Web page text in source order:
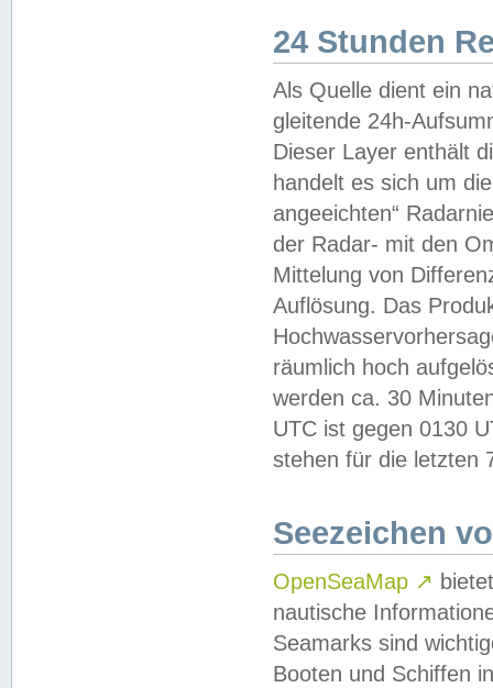
24 Stunden
Als Quelle dient ein
gleitende 24h-
Dieser Layer enthält
handelt es sich um
angeeichten“
der Radar- mit den
Mittelung von
Auflösung. Das
räumlich hoch
werden ca. 30
UTC ist gegen 0130
stehen für die letzten
Seezeichen
OpenSeaMap ↗
nautische
Seamarks sind
Booten und Schiffen